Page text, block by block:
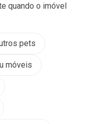
quando o imóvel
pets
móveis